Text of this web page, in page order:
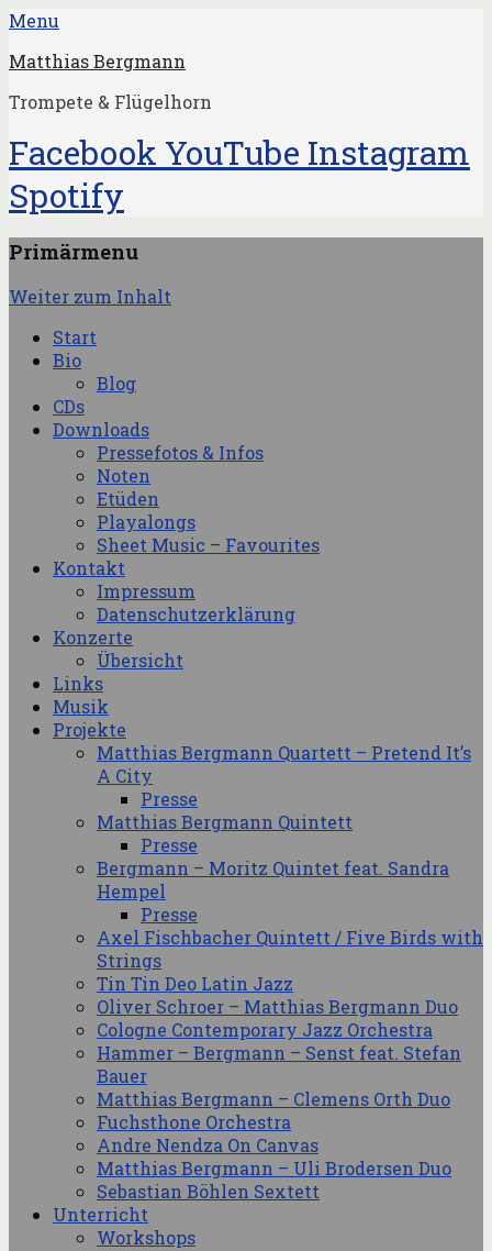
Menu
Matthias Bergmann
Trompete & Flügelhorn
Facebook YouTube Instagram
Spotify
Primärmenu
Weiter zum Inhalt
Start
Bio
Blog
CDs
Downloads
Pressefotos & Infos
Noten
Etüden
Playalongs
Sheet Music – Favourites
Kontakt
Impressum
Datenschutzerklärung
Konzerte
Übersicht
Links
Musik
Projekte
Matthias Bergmann Quartett – Pretend It’s
A City
Presse
Matthias Bergmann Quintett
Presse
Bergmann – Moritz Quintet feat. Sandra
Hempel
Presse
Axel Fischbacher Quintett / Five Birds with
Strings
Tin Tin Deo Latin Jazz
Oliver Schroer – Matthias Bergmann Duo
Cologne Contemporary Jazz Orchestra
Hammer – Bergmann – Senst feat. Stefan
Bauer
Matthias Bergmann – Clemens Orth Duo
Fuchsthone Orchestra
Andre Nendza On Canvas
Matthias Bergmann – Uli Brodersen Duo
Sebastian Böhlen Sextett
Unterricht
Workshops